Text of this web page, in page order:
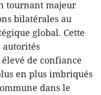
tournant majeur
bilatérales au
global. Cette
autorités
de confiance
en plus imbriqués
dans le